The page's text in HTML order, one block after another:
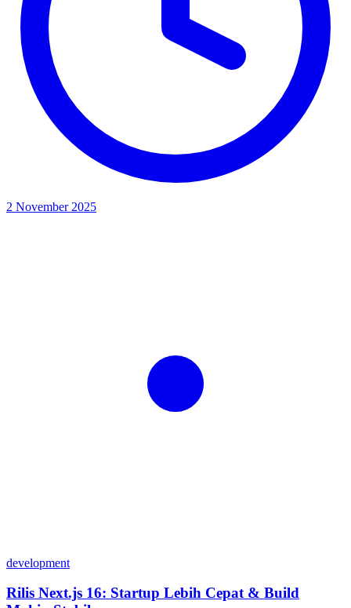
2 November 2025
development
Rilis Next.js 16: Startup Lebih Cepat & Build